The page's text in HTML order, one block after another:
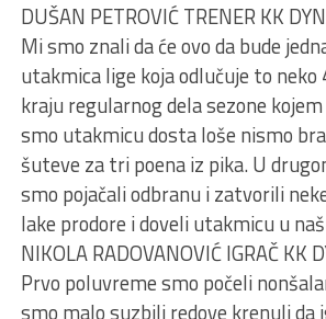
DUŠAN PETROVIĆ TRENER KK
Mi smo znali da će ovo da bude
utakmica lige koja odlučuje to
kraju regularnog dela sezone
smo utakmicu dosta loše nismo
šuteve za tri poena iz pika. U
smo pojačali odbranu i zatvorili
lake prodore i doveli utakmicu u
NIKOLA RADOVANOVIĆ IGRAČ KK
Prvo poluvreme smo počeli
smo malo suzbili redove krenuli da